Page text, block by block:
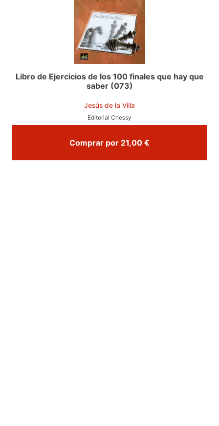
Libro de Ejercicios de los 100 finales que hay que
saber (073)
Jesús de la Villa
Editorial Chessy
Comprar por 21,00 €